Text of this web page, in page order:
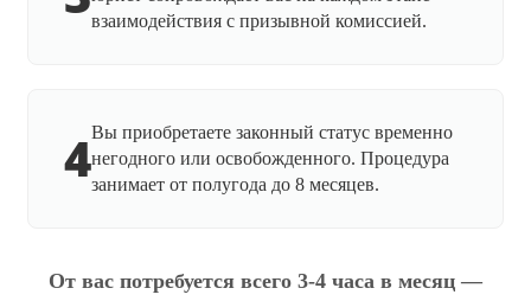
взаимодействия с призывной комиссией.
4Вы приобретаете законный статус временно
негодного или освобожденного. Процедура
занимает от полугода до 8 месяцев.
От вас потребуется всего 3-4 часа в месяц —